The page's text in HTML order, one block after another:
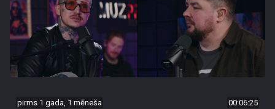
pirms 1 gada, 1 mēneša 00:06:25